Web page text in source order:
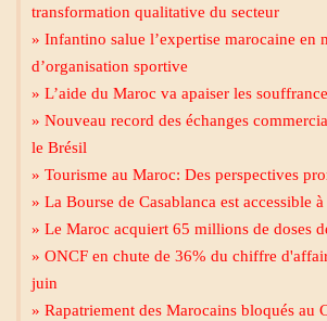
transformation qualitative du secteur
» Infantino salue l’expertise marocaine en
d’organisation sportive
» L’aide du Maroc va apaiser les
» Nouveau record des échanges
le Brésil
» Tourisme au Maroc: Des perspectives
» La Bourse de Casablanca est accessible
» Le Maroc acquiert 65 millions de doses
» ONCF en chute de 36% du chiffre
juin
» Rapatriement des Marocains bloqués au